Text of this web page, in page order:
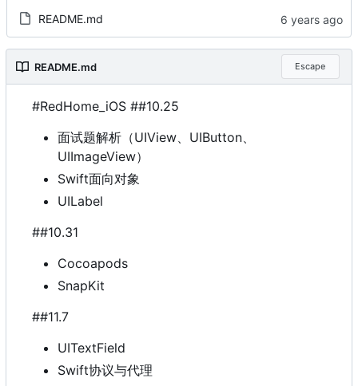
README.md
README.md Escape
#RedHome_iOS ##10.25
面试题解析 （UIView、UIButton、
UIImageView）
Swift面向对象
UILabel
##10.31
Cocoapods
SnapKit
##11.7
UITextField
Swift协议与代理